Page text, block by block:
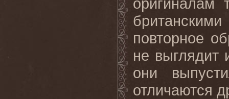
повторное
не выглядит
они
отличаются